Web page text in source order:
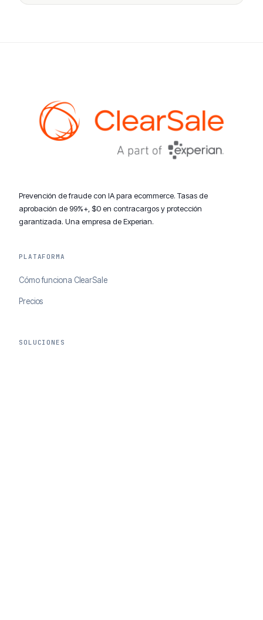
Prevención de fraude con IA para ecommerce. Tasas de
aprobación de 99%+, $0 en contracargos y protección
garantizada. Una empresa de Experian.
PLATAFORMA
Cómo funciona ClearSale
Precios
SOLUCIONES